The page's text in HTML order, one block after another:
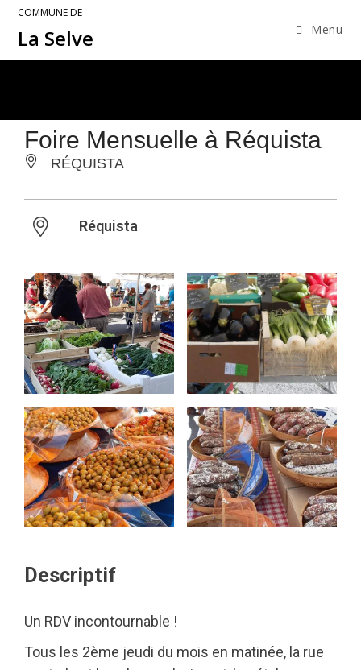
COMMUNE DE
La Selve Menu
Foire Mensuelle à Réquista
RÉQUISTA
Réquista
Descriptif
Un RDV incontournable !
Tous les 2ème jeudi du mois en matinée, la rue